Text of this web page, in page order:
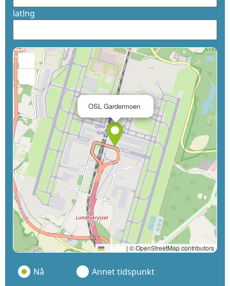
latlng
OSL Gardermoen
Leaflet | © OpenStreetMap contributors
Nå Annet tidspunkt